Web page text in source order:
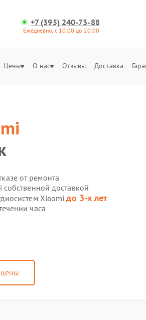
+7 (395) 240-73-88
Ежедневно, с 10:00 до 20:00
Цены О нас Отзывы Доставка
от ремонта
доставкой
Xiaomiдо 3-х лет
часа